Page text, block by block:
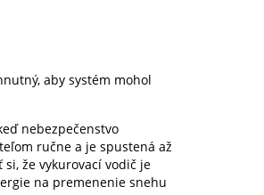
aby systém mohol
nebezpečenstvo
ručne a je spustená až
že vykurovací vodič je
na premenenie snehu